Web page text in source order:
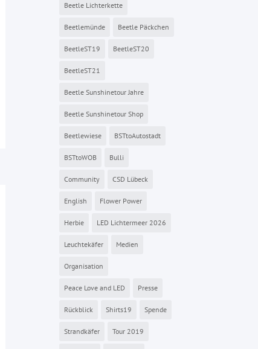
Beetle Lichterkette
Beetlemünde Beetle Päckchen
BeetleST19 BeetleST20
BeetleST21
Beetle Sunshinetour Jahre
Beetle Sunshinetour Shop
Beetlewiese BSTtoAutostadt
BSTtoWOB Bulli
Community CSD Lübeck
English Flower Power
Herbie LED Lichtermeer 2026
Leuchtekäfer Medien
Organisation
Peace Love and LED Presse
Rückblick Shirts19 Spende
Strandkäfer Tour 2019